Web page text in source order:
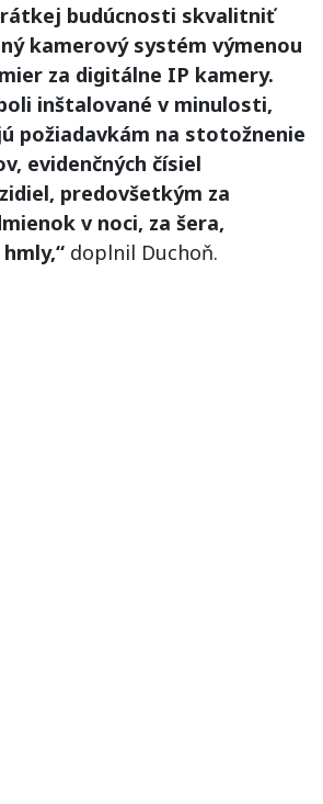
budúcnosti skvalitniť
kamerový systém výmenou
za digitálne IP kamery.
inštalované v minulosti,
požiadavkám na stotožnenie
evidenčných čísiel
predovšetkým za
v noci, za šera,
doplnil Duchoň.